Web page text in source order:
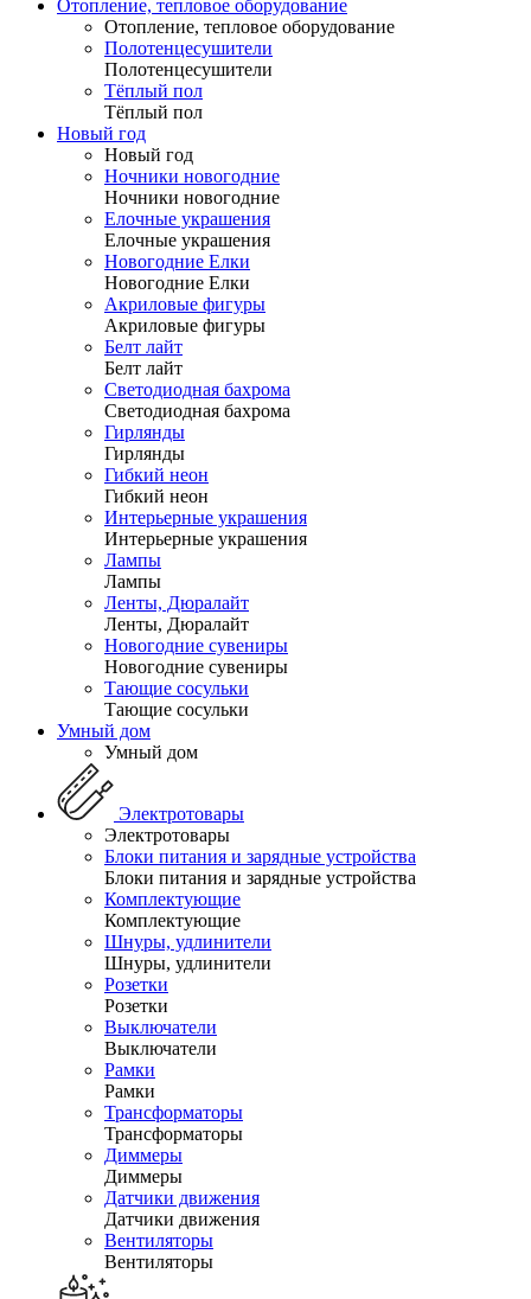
Отопление, тепловое оборудование
Отопление, тепловое оборудование
Полотенцесушители
Полотенцесушители
Тёплый пол
Тёплый пол
Новый год
Новый год
Ночники новогодние
Ночники новогодние
Елочные украшения
Елочные украшения
Новогодние Елки
Новогодние Елки
Акриловые фигуры
Акриловые фигуры
Белт лайт
Белт лайт
Светодиодная бахрома
Светодиодная бахрома
Гирлянды
Гирлянды
Гибкий неон
Гибкий неон
Интерьерные украшения
Интерьерные украшения
Лампы
Лампы
Ленты, Дюралайт
Ленты, Дюралайт
Новогодние сувениры
Новогодние сувениры
Тающие сосульки
Тающие сосульки
Умный дом
Умный дом
Электротовары
Электротовары
Блоки питания и зарядные устройства
Блоки питания и зарядные устройства
Комплектующие
Комплектующие
Шнуры, удлинители
Шнуры, удлинители
Розетки
Розетки
Выключатели
Выключатели
Рамки
Рамки
Трансформаторы
Трансформаторы
Диммеры
Диммеры
Датчики движения
Датчики движения
Вентиляторы
Вентиляторы